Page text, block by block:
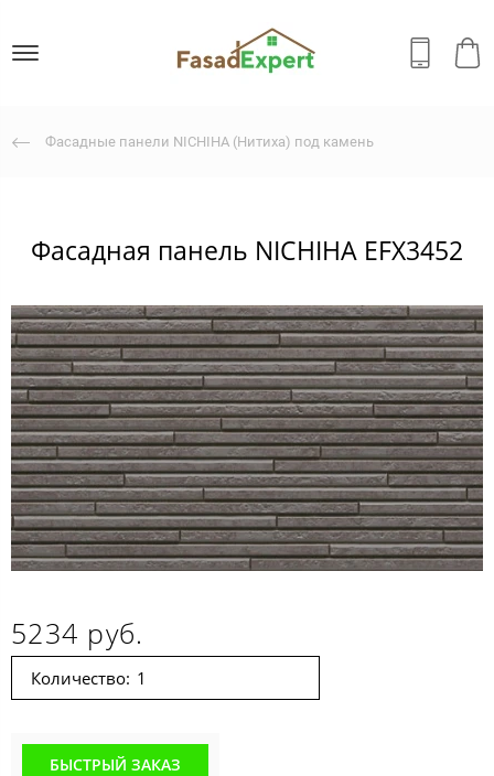
Фасадные панели NICHIHA (Нитиха) под камень
Фасадная панель NICHIHA EFX3452
5234 руб.
Количество:
БЫСТРЫЙ ЗАКАЗ